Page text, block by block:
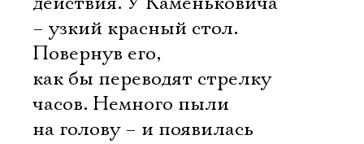
– узкий красный стол.
Повернув его,
как бы переводят стрелку
часов. Немного пыли
на голову – и появилась